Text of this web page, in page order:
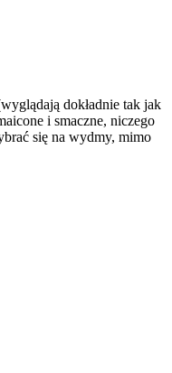
dokładnie tak jak
i smaczne, niczego
się na wydmy, mimo